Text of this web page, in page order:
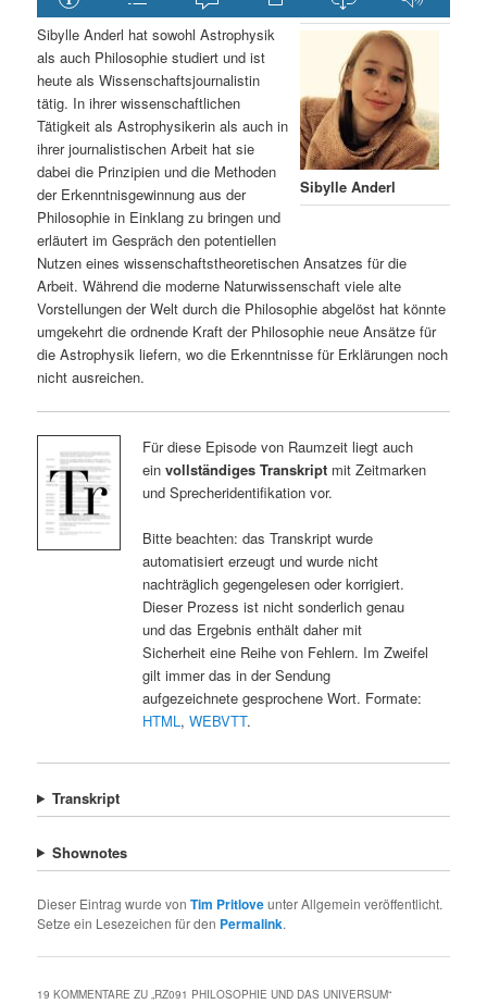
e
n
n
g
e
n
Sibylle Anderl
Sibylle Anderl hat sowohl Astrophysik
als auch Philosophie studiert und ist
heute als Wissenschaftsjournalistin
tätig. In ihrer wissenschaftlichen
Tätigkeit als Astrophysikerin als auch in
ihrer journalistischen Arbeit hat sie
dabei die Prinzipien und die Methoden
der Erkenntnisgewinnung aus der
Philosophie in Einklang zu bringen und
erläutert im Gespräch den potentiellen
Nutzen eines wissenschaftstheoretischen Ansatzes für die
Arbeit. Während die moderne Naturwissenschaft viele alte
Vorstellungen der Welt durch die Philosophie abgelöst hat könnte
umgekehrt die ordnende Kraft der Philosophie neue Ansätze für
die Astrophysik liefern, wo die Erkenntnisse für Erklärungen noch
nicht ausreichen.
Für diese Episode von Raumzeit liegt auch
ein vollständiges Transkriptmit Zeitmarken
und Sprecheridentifikation vor.
Bitte beachten: das Transkript wurde
automatisiert erzeugt und wurde nicht
nachträglich gegengelesen oder korrigiert.
Dieser Prozess ist nicht sonderlich genau
und das Ergebnis enthält daher mit
Sicherheit eine Reihe von Fehlern. Im Zweifel
gilt immer das in der Sendung
aufgezeichnete gesprochene Wort. Formate:
HTML, WEBVTT.
Transkript
Shownotes
Dieser Eintrag wurde vonTim Pritloveunter Allgemein veröffentlicht.
Setze ein Lesezeichen für den Permalink.
19 KOMMENTARE ZU „RZ091 PHILOSOPHIE UND DAS UNIVERSUM“